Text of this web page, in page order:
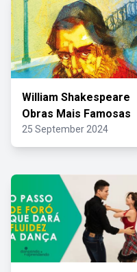
William Shakespeare
Obras Mais Famosas
25 September 2024